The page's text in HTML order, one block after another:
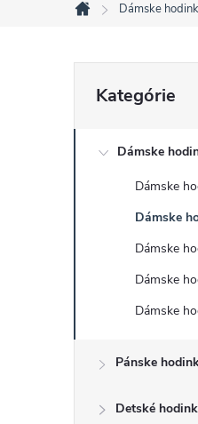
Domov
Dámske
o
a
kategórie
Kategórie
Dámske
Dámske
Dámske
Dámske
Dámske
Dámske
Pánske
Detské